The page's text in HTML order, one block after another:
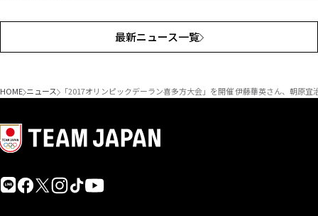
最新ニュース一覧
HOME ニュース 「2017オリンピックデーラン喜多方大会」を開催 伊藤華英さん、朝原